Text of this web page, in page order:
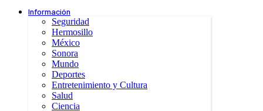
Información
Seguridad
Hermosillo
México
Sonora
Mundo
Deportes
Entretenimiento y Cultura
Salud
Ciencia